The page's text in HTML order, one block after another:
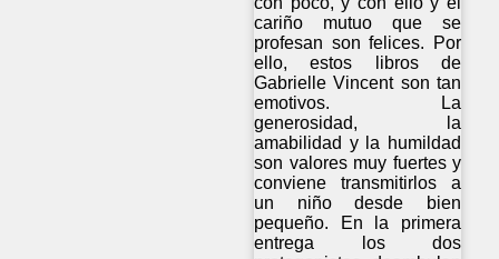
cariño mutuo que se
profesan son felices. Por
ello, estos libros de
Gabrielle Vincent son tan
emotivos. La
generosidad, la
amabilidad y la humildad
son valores muy fuertes y
conviene transmitirlos a
un niño desde bien
pequeño. En la primera
entrega los dos